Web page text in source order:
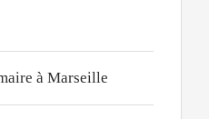
à Marseille